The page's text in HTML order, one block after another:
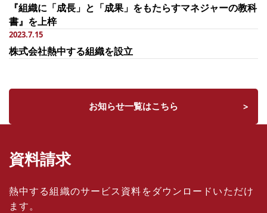
『組織に「成長」と「成果」をもたらすマネジャーの教科
書』を上梓
2023.7.15
株式会社熱中する組織を設立
お知らせ一覧はこちら
資料請求
熱中する組織のサービス資料をダウンロードいただけ
ます。